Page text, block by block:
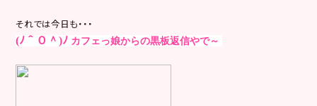
それでは今日も・・・
(ﾉ＾Ｏ＾)ﾉ カフェっ娘からの黒板返信やで～